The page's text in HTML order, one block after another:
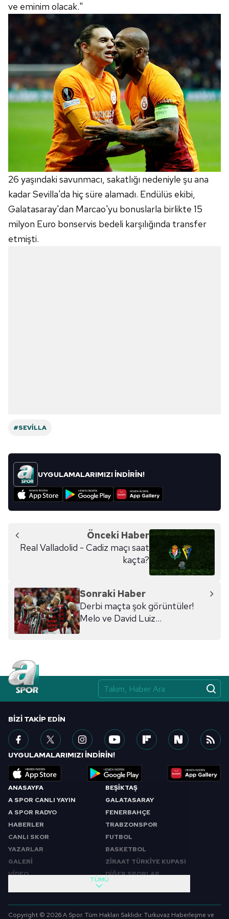
vasıtasıyla belirleyebilirsiniz. Çerezlere ilişkin detaylı bilgi
için Ayarlar butonuna tıklayabilir,Çerez Bilgilendirme
Metnimizi
ziyaret edebilirsiniz.
6698 sayılı Kişisel Verilerin Korunması Kanunu uyarınca
hazırlanmış Aydınlatma Metnimizi okumak ve sitemizde
ilgili mevzuata uygun olarak kullanılan çerezlerle ilgili bilgi
almak için lütfentıklayınız.
ve eminim olacak."
26 yaşındaki savunmacı, sakatlığı nedeniyle şu ana
kadar Sevilla'da hiç süre alamadı. Endülüs ekibi,
Galatasaray'dan Marcao'yu bonuslarla birlikte 15
milyon Euro bonservis bedeli karşılığında transfer
etmişti.
#SEVILLA
UYGULAMALARIMIZI İNDİRİN!
Önceki Haber
Real Valladolid - Cadiz maçı saat
kaçta?
Sonraki Haber
Derbi maçta şok görüntüler!
Melo ve David Luiz...
ANASAYFA
A SPOR CANLI YAYIN
A SPOR RADYO
HABERLER
CANLI SKOR
YAZARLAR
GALERİ
VİDEO
BEŞİKTAŞ
GALATASARAY
FENERBAHÇE
TRABZONSPOR
FUTBOL
BASKETBOL
ZİRAAT TÜRKİYE KUPASI
DİĞER SPORLAR
SABAH SPORU
FUTBOL
TÜMÜ
BIZI TAKIP EDIN
UYGULAMALARIMIZI İNDİRİN!
Copyright © 2026 A Spor. Tüm Hakları Saklıdır. Turkuvaz Haberleşme ve